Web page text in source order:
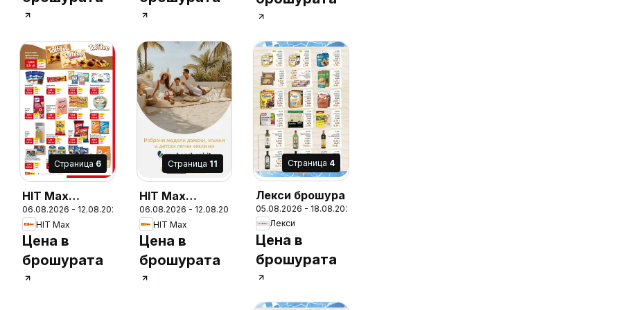
Cтраница 6
HIT Max
брошура
06.08.2026 - 12.08.2026
HIT Max
Цена в
брошурата
Cтраница 11
HIT Max
брошура
06.08.2026 - 12.08.2026
HIT Max
Цена в
брошурата
Cтраница 4
Лекси брошура
05.08.2026 - 18.08.2026
Лекси
Цена в
брошурата